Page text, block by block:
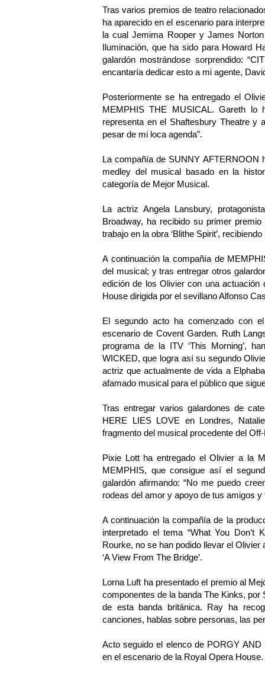
Tras varios premios de teatro
ha aparecido en el escenario para
la cual Jemima Rooper y James
Iluminación, que ha sido para Howard
galardón mostrándose sorprendido:
encantaría dedicar esto a mi agente,
Posteriormente se ha entregado el
MEMPHIS THE MUSICAL. Gareth
representa en el Shaftesbury Theatre y
pesar de mi loca agenda”.
La compañía de SUNNY AFTERNOON
medley del musical basado en la
categoría de Mejor Musical.
La actriz Angela Lansbury,
Broadway, ha recibido su primer
trabajo en la obra ‘Blithe Spirit’,
A continuación la compañía de
del musical; y tras entregar otros
edición de los Olivier con una
House dirigida por el sevillano Alfonso
El segundo acto ha comenzado con
escenario de Covent Garden. Ruth
programa de la ITV ‘This Morning’,
WICKED, que logra así su segundo
actriz que actualmente de vida a
afamado musical para el público que
Tras entregar varios galardones de
HERE LIES LOVE en Londres,
fragmento del musical procedente del
Pixie Lott ha entregado el Olivier a la
MEMPHIS, que consigue así el
galardón afirmando: “No me puedo
rodeas del amor y apoyo de tus amigos y
A continuación la compañía de la
interpretado el tema “What You Don’t
Rourke, no se han podido llevar el
‘A View From The Bridge’.
Lorna Luft ha presentado el premio al
componentes de la banda The Kinks,
de esta banda británica. Ray ha
canciones, hablas sobre personas, las
Acto seguido el elenco de PORGY AND
en el escenario de la Royal Opera House.